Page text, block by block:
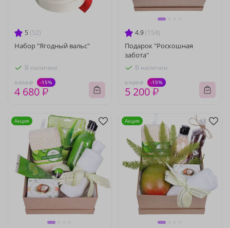
5 (52)
Набор "Ягодный вальс"
В наличии
5 510 ₽ -15%
4 680 ₽
4.9 (154)
Подарок "Роскошная
забота"
В наличии
6 120 ₽ -15%
5 200 ₽
Акция Акция